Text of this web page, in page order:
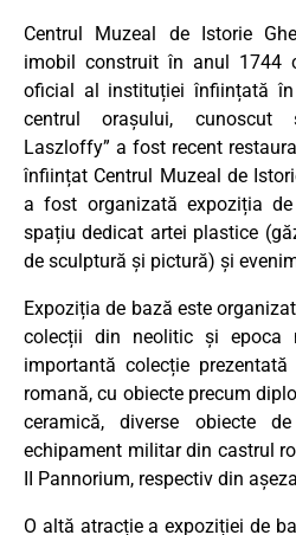
Centrul Muzeal de Istorie
imobil construit în anul 1744
oficial al instituției înființată
centrul orașului, cunoscut
Laszloffy” a fost recent
înființat Centrul Muzeal de
a fost organizată expoziția
spațiu dedicat artei plastice
de sculptură și pictură) și
Expoziția de bază este
colecții din neolitic și epoca
importantă colecție
romană, cu obiecte precum
ceramică, diverse obiecte
echipament militar din castrul
II Pannorium, respectiv din
O altă atracție a expoziției de